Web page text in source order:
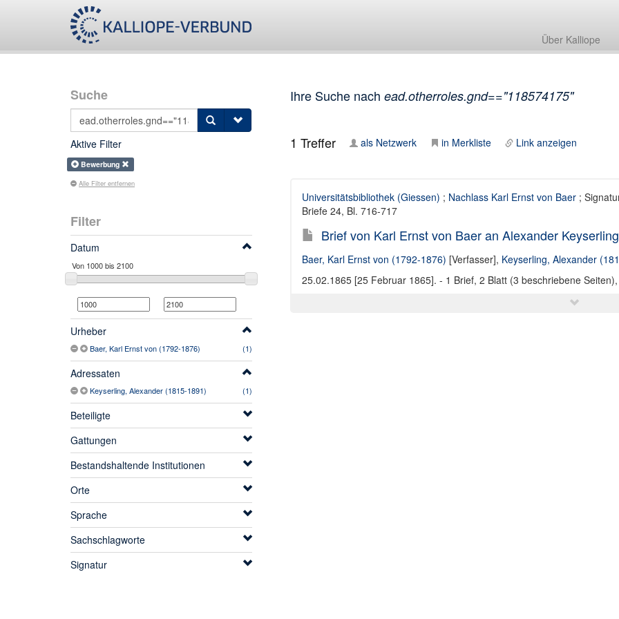
Über Kalliope
Suche
Aktive Filter
Bewerbung
Alle Filter entfernen
Filter
Datum
Urheber
Baer, Karl Ernst von (1792-1876) (1)
Adressaten
Keyserling, Alexander (1815-1891) (1)
Beteiligte
Gattungen
Bestandshaltende Institutionen
Orte
Sprache
Sachschlagworte
Signatur
Ihre Suche nach ead.otherroles.gnd=="118574175"
1 Treffer als Netzwerk in Merkliste Link anzeigen
Universitätsbibliothek (Giessen) ; Nachlass Karl Ernst von Baer;
Briefe 24, Bl. 716-717
Brief von Karl Ernst von Baer an Alexander
Baer, Karl Ernst von (1792-1876) [Verfasser], Keyserling, Alexander
25.02.1865 [25 Februar 1865]. - 1 Brief, 2 Blatt (3 beschriebene Seiten),